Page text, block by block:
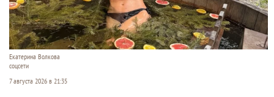
Екатерина Волкова
соцсети
7 августа 2026 в 21:35